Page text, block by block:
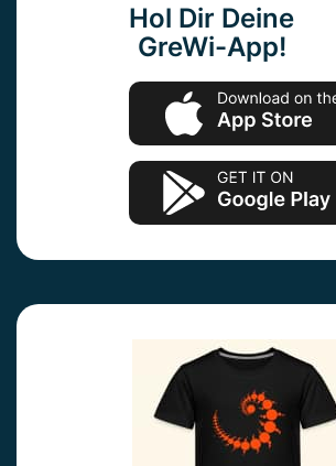
Hol Dir Deine
GreWi-App!